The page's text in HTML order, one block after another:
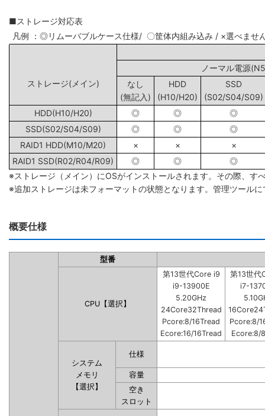
■ストレージ対応表
凡例 ：◎リムーバブルケース仕様/ 〇筐体内組み込み / ×選べませ
ノーマル電源
ストレージ(メイン)
なし
(無記入)
HDD
(H10/H20)
SSD
(S02/S04/S09)
HDD(H10/H20)
◎ ◎
◎
SSD(S02/S04/S09)
◎ ◎
◎
RAID1 HDD(M10/M20)
× ×
×
RAID1 SSD(R02/R04/R09)
◎ ◎
◎
※ストレージ（メイン）にOSがインストールされます。その際、す
※追加ストレージは未フォーマットの状態となります。管理ツール
概要仕様
型番
CPU【選択】
第13世代Core i9
i9-13900E
5.20GHz
24Core32Thread
Pcore:8/16Tread
Ecore:16/16Tread
第13世代
i7-
Pcore:8/
Ecore:8/
システム
メモリ
【選択】
仕様
容量
空き
スロット